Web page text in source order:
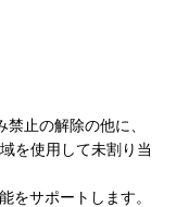
止の解除の他に、
を使用して未割り当
をサポートします。